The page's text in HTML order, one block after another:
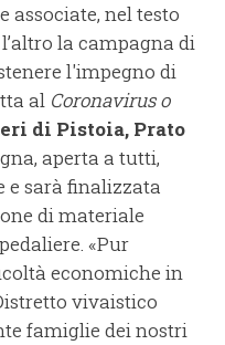
associate, nel testo
la campagna di
l'impegno di
al Coronavirus o
di Pistoia, Prato
aperta a tutti,
e sarà finalizzata
di materiale
«Pur
economiche in
vivaistico
famiglie dei nostri